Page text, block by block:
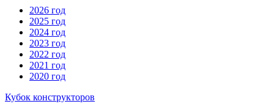
2026 год
2025 год
2024 год
2023 год
2022 год
2021 год
2020 год
Кубок конструкторов